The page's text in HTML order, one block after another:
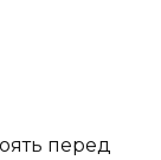
перед